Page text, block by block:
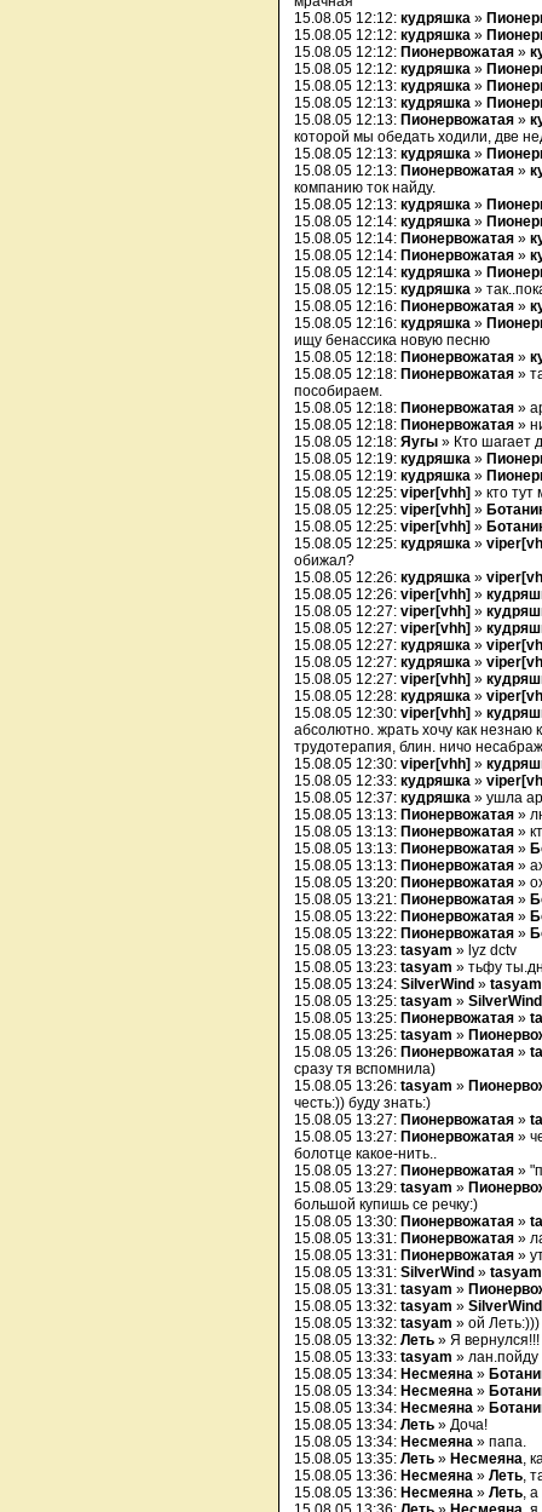
15.08.05 12:12: кудряшка »
15.08.05 12:12: кудряшка »
15.08.05 12:12: Пионервожатая »
15.08.05 12:12: кудряшка »
15.08.05 12:13: кудряшка »
15.08.05 12:13: кудряшка »
15.08.05 12:13: Пионервожатая »
которой мы обедать ходили, две
15.08.05 12:13: кудряшка »
15.08.05 12:13: Пионервожатая »
компанию ток найду.
15.08.05 12:13: кудряшка »
15.08.05 12:14: кудряшка »
15.08.05 12:14: Пионервожатая »
15.08.05 12:14: Пионервожатая »
15.08.05 12:14: кудряшка »
15.08.05 12:15: кудряшка »
15.08.05 12:16: Пионервожатая »
15.08.05 12:16: кудряшка »
ищу бенассика новую песню
15.08.05 12:18: Пионервожатая »
15.08.05 12:18: Пионервожатая »
пособираем.
15.08.05 12:18: Пионервожатая »
15.08.05 12:18: Пионервожатая »
15.08.05 12:18: Яугы » Кто шагает
15.08.05 12:19: кудряшка »
15.08.05 12:19: кудряшка »
15.08.05 12:25: viper[vhh] » кто
15.08.05 12:25: viper[vhh] »
15.08.05 12:25: viper[vhh] »
15.08.05 12:25: кудряшка »
обижал?
15.08.05 12:26: кудряшка »
15.08.05 12:26: viper[vhh] »
15.08.05 12:27: viper[vhh] »
15.08.05 12:27: viper[vhh] »
15.08.05 12:27: кудряшка »
15.08.05 12:27: кудряшка »
15.08.05 12:27: viper[vhh] »
15.08.05 12:28: кудряшка »
15.08.05 12:30: viper[vhh] »
абсолютно. жрать хочу как незнаю
трудотерапия, блин. ничо
15.08.05 12:30: viper[vhh] »
15.08.05 12:33: кудряшка »
15.08.05 12:37: кудряшка » ушла
15.08.05 13:13: Пионервожатая »
15.08.05 13:13: Пионервожатая »
15.08.05 13:13: Пионервожатая »
15.08.05 13:13: Пионервожатая »
15.08.05 13:20: Пионервожатая »
15.08.05 13:21: Пионервожатая »
15.08.05 13:22: Пионервожатая »
15.08.05 13:22: Пионервожатая »
15.08.05 13:23: tasyam » lyz dctv
15.08.05 13:23: tasyam » тьфу
15.08.05 13:24: SilverWind » tasyam
15.08.05 13:25: tasyam » SilverWind
15.08.05 13:25: Пионервожатая »
15.08.05 13:25: tasyam »
15.08.05 13:26: Пионервожатая »
сразу тя вспомнила)
15.08.05 13:26: tasyam »
честь:)) буду знать:)
15.08.05 13:27: Пионервожатая »
15.08.05 13:27: Пионервожатая »
болотце какое-нить..
15.08.05 13:27: Пионервожатая »
15.08.05 13:29: tasyam »
большой купишь се речку:)
15.08.05 13:30: Пионервожатая »
15.08.05 13:31: Пионервожатая »
15.08.05 13:31: Пионервожатая »
15.08.05 13:31: SilverWind » tasyam
15.08.05 13:31: tasyam »
15.08.05 13:32: tasyam » SilverWind
15.08.05 13:32: tasyam » ой Леть:)))
15.08.05 13:32: Леть » Я вернулся!!!
15.08.05 13:33: tasyam » лан.пойду
15.08.05 13:34: Несмеяна »
15.08.05 13:34: Несмеяна »
15.08.05 13:34: Несмеяна »
15.08.05 13:34: Леть » Доча!
15.08.05 13:34: Несмеяна » папа.
15.08.05 13:35: Леть » Несмеяна,
15.08.05 13:36: Несмеяна » Леть,
15.08.05 13:36: Несмеяна » Леть,